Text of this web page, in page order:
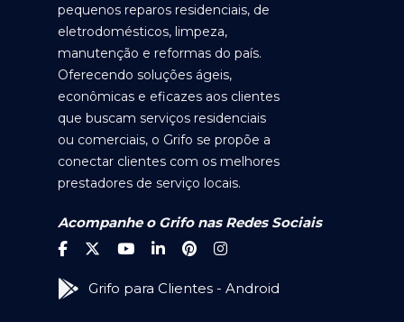
pequenos reparos residenciais, de
eletrodomésticos, limpeza,
manutenção e reformas do país.
Oferecendo soluções ágeis,
econômicas e eficazes aos clientes
que buscam serviços residenciais
ou comerciais, o Grifo se propõe a
conectar clientes com os melhores
prestadores de serviço locais.
Acompanhe o Grifo nas Redes Sociais
Grifo para Clientes - Android